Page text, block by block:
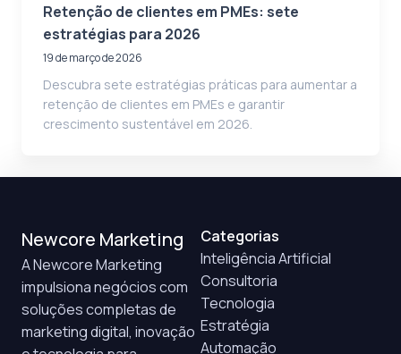
Retenção de clientes em PMEs: sete
estratégias para 2026
19 de março de 2026
Descubra sete estratégias práticas para aumentar a
retenção de clientes em PMEs e garantir
crescimento sustentável em 2026.
Newcore Marketing
A Newcore Marketing
impulsiona negócios com
soluções completas de
marketing digital, inovação
Categorias
Inteligência Artificial
Consultoria
Tecnologia
Estratégia
Automação